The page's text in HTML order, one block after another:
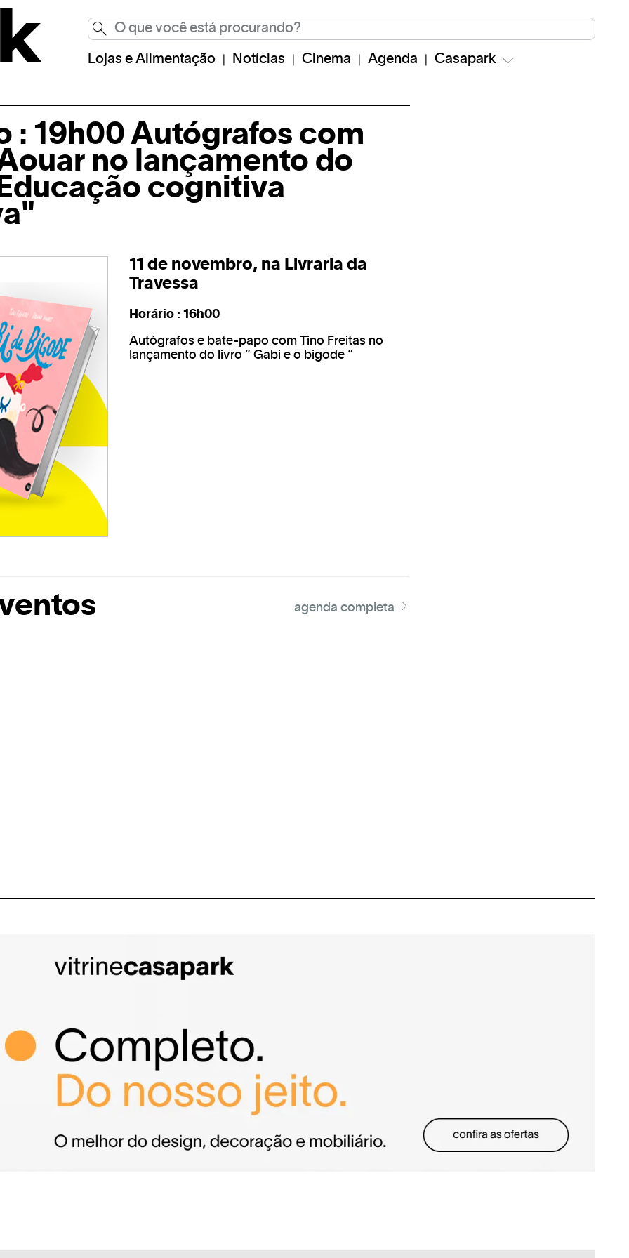
Lojas e Alimentação Notícias Cinema Agenda Casapark
: 19h00 Autógrafos com
no lançamento do
cognitiva
11 de novembro, na Livraria da
Travessa
Horário : 16h00
Autógrafos e bate-papo com Tino Freitas no
lançamento do livro ” Gabi e o bigode “
agenda completa